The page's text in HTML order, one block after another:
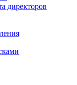
директоров